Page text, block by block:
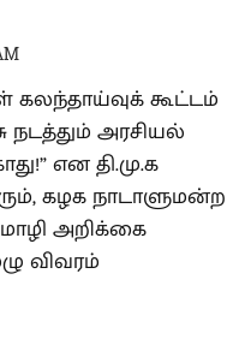
கலந்தாய்வுக் கூட்டம்
நடத்தும் அரசியல்
என தி.மு.க
கழக நாடாளுமன்ற
அறிக்கை
விவரம்